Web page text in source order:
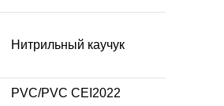
Нитрильный каучук
PVC/PVC CEI2022